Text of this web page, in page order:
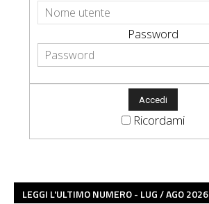
Password
Ricordami
LEGGI L'ULTIMO NUMERO - LUG / AGO 2026